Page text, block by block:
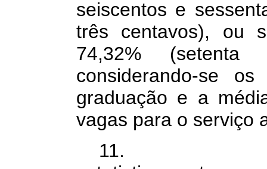
seiscentos e
três centavos), ou
74,32%
considerando-se
graduação e a
vagas para o serviço
11. Por